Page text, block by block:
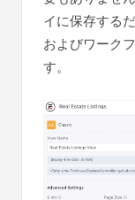
イに保存する
およびワーク
す。